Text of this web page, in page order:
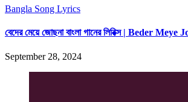
Bangla Song Lyrics
বেদের মেয়ে জোছনা বাংলা গানের লিরিক্স | Beder
September 28, 2024